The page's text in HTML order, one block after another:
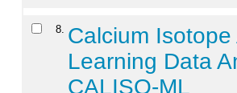
8 Calcium
Learning Data
CALISO-ML